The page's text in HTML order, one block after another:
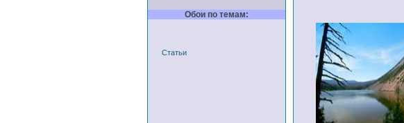
Обои по темам:
Статьи